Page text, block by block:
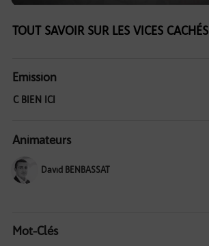
TOUT SAVOIR SUR LES VICES CACHÉS
Emission
C BIEN ICI
Animateurs
David BENBASSAT
Mot-Clés